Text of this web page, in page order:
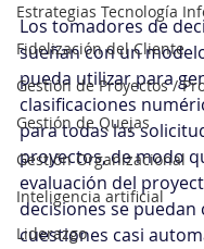
Estrategias Tecnología
Fidelización del Cliente
Gestión de Proyectos /
Gestión de Quejas
Gestión Organizacional
Inteligencia artificial
Liderazgo
Los tomadores de
sueñan con un
pueda utilizar para
clasificaciones
para todas las
proyectos, de modo
evaluación del
decisiones se
cuestiones casi